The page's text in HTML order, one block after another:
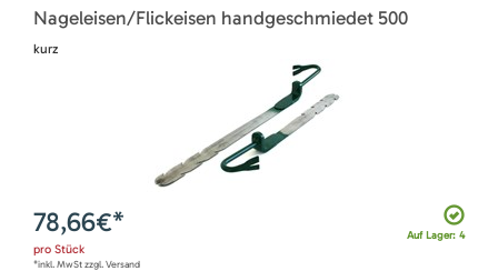
Nageleisen/Flickeisen handgeschmiedet 500
kurz
Auf Lager: 4
78,66€*
pro Stück
*inkl. MwSt zzgl. Versand